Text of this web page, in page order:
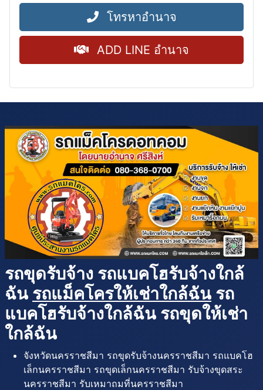
โทรหาอำนาจ
ADD LINE อำนาจ
รถขุดรับจ้าง รถแบคโฮรับจ้างใกล้
ฉัน รถแม็คโครให้เช่าใกล้ฉัน รถ
แบคโฮรับจ้างใกล้ฉัน รถขุดให้เช่า
ใกล้ฉัน
จังหวัดนครราชสีมา รถขุดรับจ้างนครราชสีมา รถแบคโฮ
เล็กนครราชสีมา รถขุดเล็กนครราชสีมา รับจ้างขุดสระ
นครราชสีมา รับเหมาถมที่นครราชสีมา